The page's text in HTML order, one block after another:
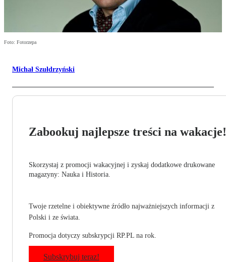
Foto: Fotorzepa
Michał Szułdrzyński
Zabookuj najlepsze treści na wakacje!
Skorzystaj z promocji wakacyjnej i zyskaj dodatkowe drukowane
magazyny: Nauka i Historia.
Twoje rzetelne i obiektywne źródło najważniejszych informacji z
Polski i ze świata.
Promocja dotyczy subskrypcji RP.PL na rok.
Subskrybuj teraz!